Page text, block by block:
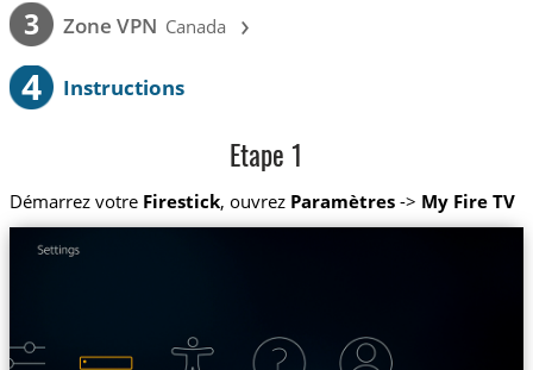
3 Zone VPN Canada ›
4 Instructions
Etape 1
Démarrez votre Firestick, ouvrez Paramètres-> My Fire TV